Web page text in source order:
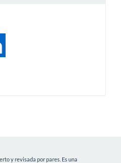
y revisada por pares. Es una